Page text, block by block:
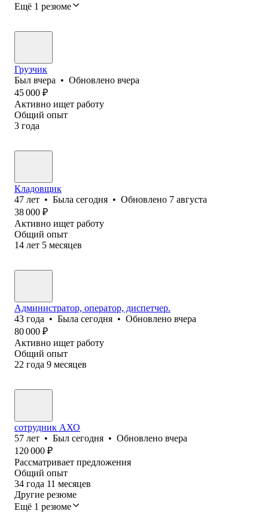
Ещё 1 резюме
Грузчик
Был вчера • Обновлено вчера
45 000 ₽
Активно ищет работу
Общий опыт
3 года
Кладовщик
47 лет • Была сегодня • Обновлено 7 августа
38 000 ₽
Активно ищет работу
Общий опыт
14 лет 5 месяцев
Администратор, оператор, диспетчер.
43 года • Была сегодня • Обновлено вчера
80 000 ₽
Активно ищет работу
Общий опыт
22 года 9 месяцев
сотрудник АХО
57 лет • Был сегодня • Обновлено вчера
120 000 ₽
Рассматривает предложения
Общий опыт
34 года 11 месяцев
Другие резюме
Ещё 1 резюме